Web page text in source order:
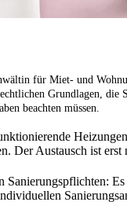
für Miet- und
Grundlagen, die
beachten müssen.
Der Austausch ist erst
Sanierungspflichten: